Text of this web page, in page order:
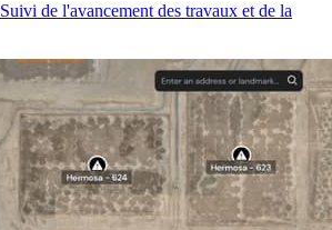
Suivi de l'avancement des travaux et de la